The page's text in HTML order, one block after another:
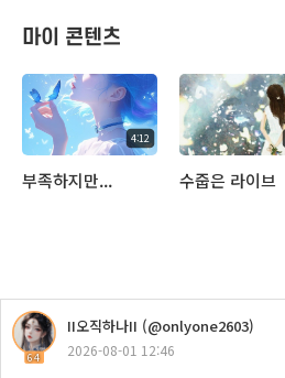
마이 콘텐츠
4:12
부족하지만... 수줍은 라이브
조각배 (원곡 이선희)
64
II오직하나II (@onlyone2603)
2026-08-01 12:46